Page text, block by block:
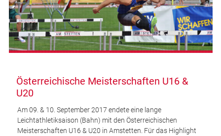
Österreichische Meisterschaften U16 &
U20
Am 09. & 10. September 2017 endete eine lange
Leichtathletiksaison (Bahn) mit den Österreichischen
Meisterschaften U16 & U20 in Amstetten. Für das Highlight